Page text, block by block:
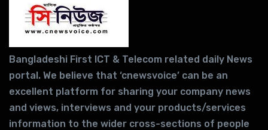
Bangladeshi First ICT & Telecom related daily News
portal. We believe that ‘cnewsvoice’ can be an
excellent platform for sharing your company news
and views, interviews and your products/services
information to the wider cross-sections of people